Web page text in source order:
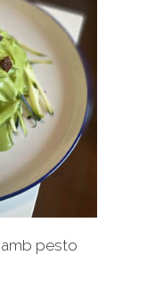
pesto